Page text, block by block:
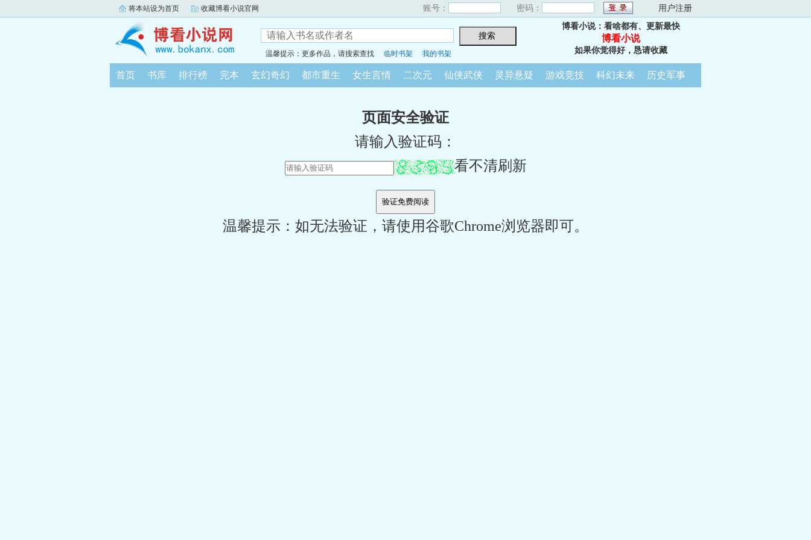
将本站设为首页 收藏博看小说官网 账号： 密码： 用户注册
温馨提示：更多作品，请搜索查找 临时书架 我的书架
博看小说：看啥都有、更新最快
博看小说
如果你觉得好，恳请收藏
首页 书库 排行榜 完本 玄幻奇幻 都市重生 女生言情 二次元 仙侠武侠 灵异悬疑 游戏竞技 科幻未来 历史军事
页面安全验证
请输入验证码：
看不清刷新
温馨提示：如无法验证，请使用谷歌Chrome浏览器即可。